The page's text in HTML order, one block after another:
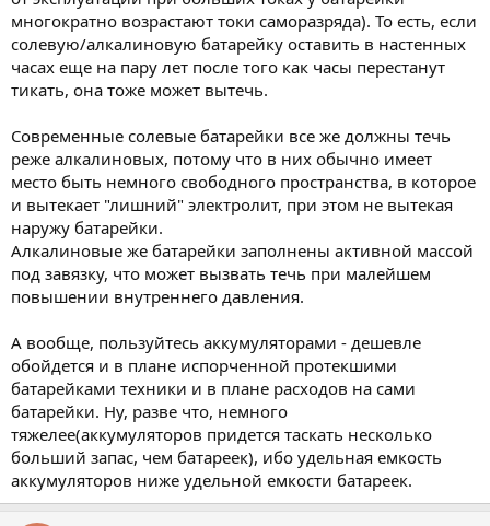
многократно возрастают токи саморазряда). То есть, если
солевую/алкалиновую батарейку оставить в настенных
часах еще на пару лет после того как часы перестанут
тикать, она тоже может вытечь.
Современные солевые батарейки все же должны течь
реже алкалиновых, потому что в них обычно имеет
место быть немного свободного пространства, в которое
и вытекает "лишний" электролит, при этом не вытекая
наружу батарейки.
Алкалиновые же батарейки заполнены активной массой
под завязку, что может вызвать течь при малейшем
повышении внутреннего давления.
А вообще, пользуйтесь аккумуляторами - дешевле
обойдется и в плане испорченной протекшими
батарейками техники и в плане расходов на сами
батарейки. Ну, разве что, немного
тяжелее(аккумуляторов придется таскать несколько
больший запас, чем батареек), ибо удельная емкость
аккумуляторов ниже удельной емкости батареек.